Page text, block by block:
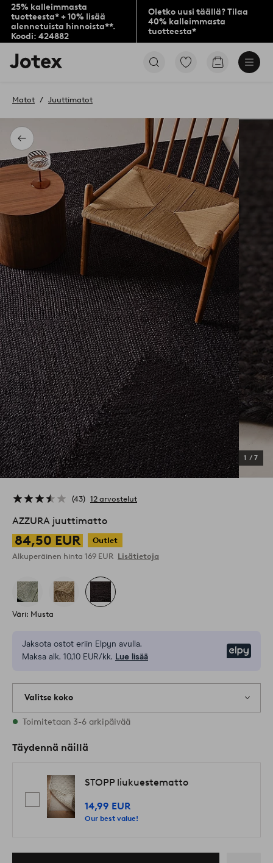
25% kalleimmasta
tuotteesta* + 10% lisää
alennetuista hinnoista**.
Koodi: 424882
Oletko uusi täällä? Tilaa
40% kalleimmasta
tuotteesta*
Jotex-
logo
aloitussivulle
Siirry
Siirry
Takaisin
Matot Juuttimatot
1 / 7
43 12 arvostelut
AZZURA juuttimatto
84,50 EUR
Outlet
Alkuperäinen hinta 169 EUR Lisätietoja
Väri: Musta
Jaksota ostot eriin Elpyn avulla.
Maksa alk. 10,10 EUR/kk. Lue lisää
Valitse koko
3 varastossa olevat koot
Toimitetaan 3-6 arkipäivää
Täydennä näillä
STOPP liukuestematto
14,99 EUR
Our best value!